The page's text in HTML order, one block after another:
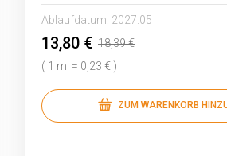
Ablaufdatum: 2027.05
13,80 € 18,39 €
( 1 ml = 0,23 € )
ZUM WARENKORB